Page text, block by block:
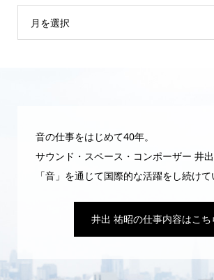
月を選択
音の仕事をはじめて40年。
サウンド・スペース・コンポーザー 井出
「音」を通じて国際的な活躍をし続けて
井出 祐昭の仕事内容はこち